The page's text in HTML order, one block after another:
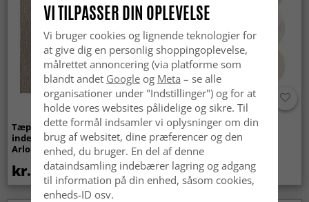
Tæpper til
indendørs/udendørs brug -
Arlo (beige)
kr.439
Bølget ryatæppe - Aranga
Super Soft Fur (beige)
kr.369
VI TILPASSER DIN OPLEVELSE
Vi bruger cookies og lignende teknologier for
at give dig en personlig shoppingoplevelse,
målrettet annoncering (via platforme som
blandt andet Googleog Meta – se alle
organisationer under "Indstillinger") og for at
holde vores websites pålidelige og sikre. Til
dette formål indsamler vi oplysninger om din
brug af websitet, dine præferencer og den
enhed, du bruger. En del af denne
dataindsamling indebærer lagring og adgang
til information på din enhed, såsom cookies,
enheds-ID osv.